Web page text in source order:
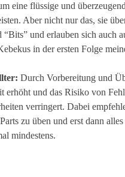
eine flüssige und
Aber nicht nur das, sie
“Bits” und erlauben sich auch
in der ersten Folge
Durch Vorbereitung und
erhöht und das Risiko von
verringert. Dabei
zu üben und erst dann
mindestens.